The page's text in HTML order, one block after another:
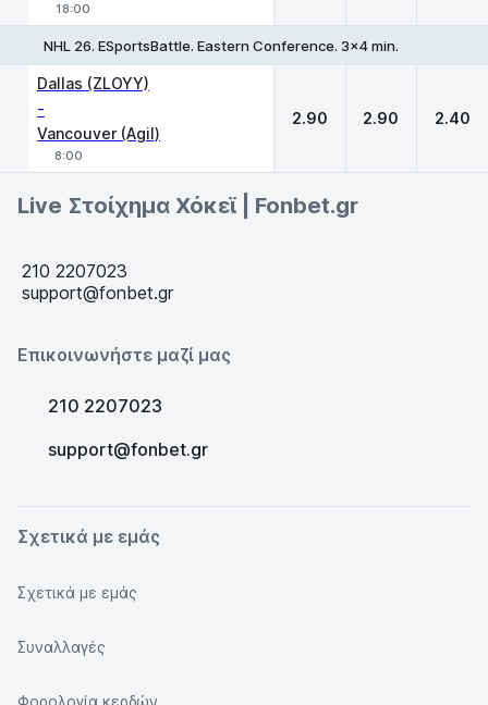
18:00
NHL 26. ESportsBattle. Eastern Conference. 3x4 min.
Dallas (ZLOYY)
-
Vancouver (Agil)
8:00
2.90 2.90 2.40
Live Στοίχημα Χόκεϊ | Fonbet.gr
210 2207023
support@fonbet.gr
Επικοινωνήστε μαζί μας
210 2207023
support@fonbet.gr
Σχετικά με εμάς
Σχετικά με εμάς
Συναλλαγές
Φορολογία κερδών